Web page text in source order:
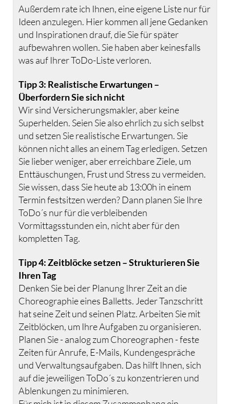
Außerdem rate ich Ihnen, eine eigene Liste nur für
Ideen anzulegen. Hier kommen all jene Gedanken
und Inspirationen drauf, die Sie für später
aufbewahren wollen. Sie haben aber keinesfalls
was auf Ihrer ToDo-Liste verloren.
Tipp 3: Realistische Erwartungen –
Überfordern Sie sich nicht
Wir sind Versicherungsmakler, aber keine
Superhelden. Seien Sie also ehrlich zu sich selbst
und setzen Sie realistische Erwartungen. Sie
können nicht alles an einem Tag erledigen. Setzen
Sie lieber weniger, aber erreichbare Ziele, um
Enttäuschungen, Frust und Stress zu vermeiden.
Sie wissen, dass Sie heute ab 13:00h in einem
Termin festsitzen werden? Dann planen Sie Ihre
ToDo´s nur für die verbleibenden
Vormittagsstunden ein, nicht aber für den
kompletten Tag.
Tipp 4: Zeitblöcke setzen – Strukturieren Sie
Ihren Tag
Denken Sie bei der Planung Ihrer Zeit an die
Choreographie eines Balletts. Jeder Tanzschritt
hat seine Zeit und seinen Platz. Arbeiten Sie mit
Zeitblöcken, um Ihre Aufgaben zu organisieren.
Planen Sie - analog zum Choreographen - feste
Zeiten für Anrufe, E-Mails, Kundengespräche
und Verwaltungsaufgaben. Das hilft Ihnen, sich
auf die jeweiligen ToDo´s zu konzentrieren und
Ablenkungen zu minimieren.